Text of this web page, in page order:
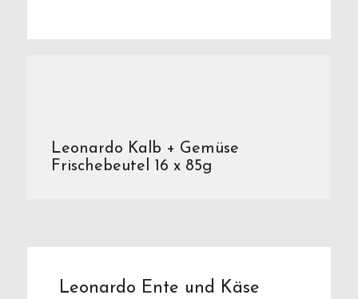
Leonardo Kalb + Gemüse
Frischebeutel 16 x 85g
Leonardo Ente und Käse